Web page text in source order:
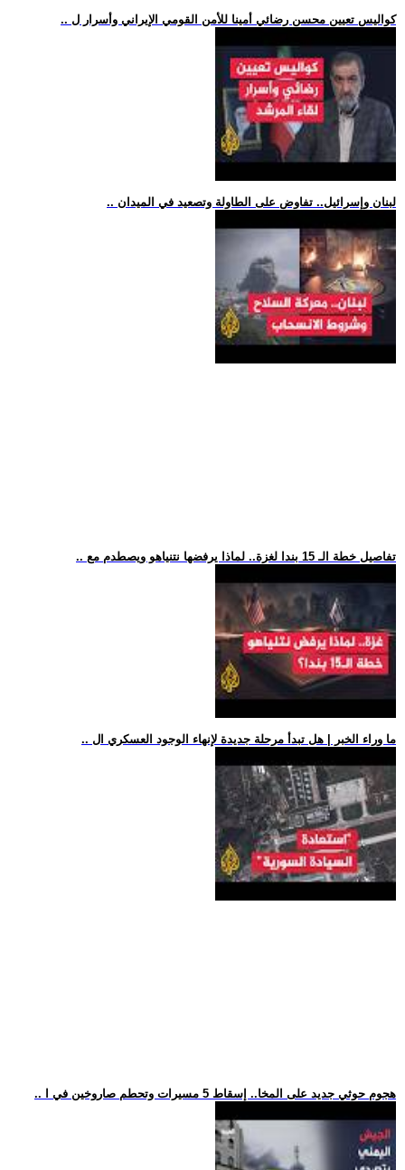
.. كواليس تعيين محسن رضائي أمينا للأمن القومي الإيراني وأسرار ل
.. لبنان وإسرائيل.. تفاوض على الطاولة وتصعيد في الميدان
.. تفاصيل خطة الـ 15 بندا لغزة.. لماذا يرفضها نتنياهو ويصطدم مع
.. ما وراء الخبر | هل تبدأ مرحلة جديدة لإنهاء الوجود العسكري ال
.. هجوم حوثي جديد على المخا.. إسقاط 5 مسيرات وتحطم صاروخين في ا